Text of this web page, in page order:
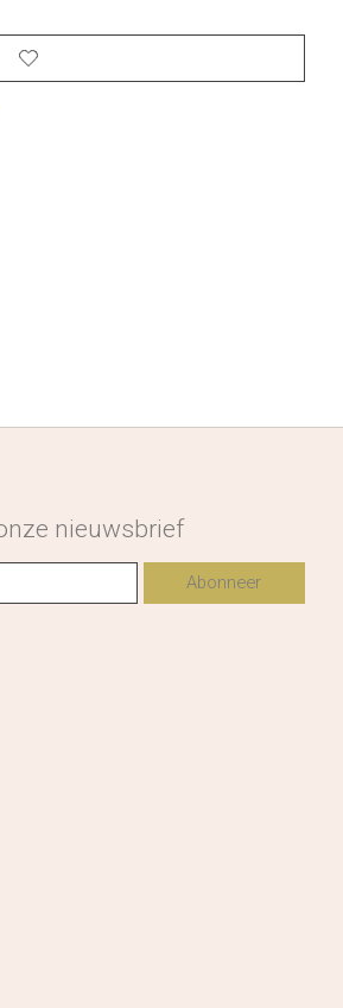
nieuwsbrief
Abonneer